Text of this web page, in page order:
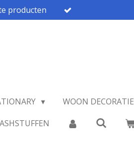
producten
WOON DECORATIE